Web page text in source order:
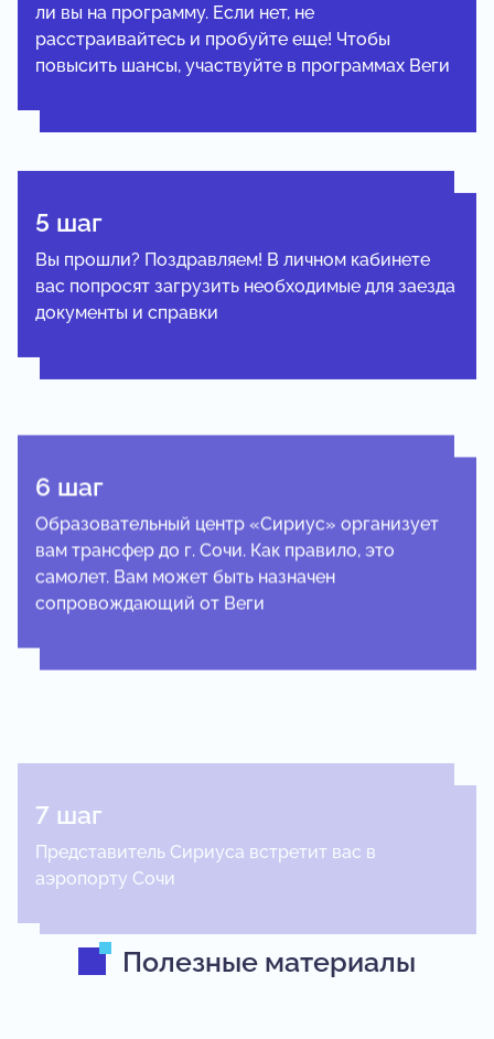
ли вы на программу. Если нет, не
расстраивайтесь и пробуйте еще! Чтобы
повысить шансы, участвуйте в программах Веги
5 шаг
Вы прошли? Поздравляем! В личном кабинете
вас попросят загрузить необходимые для заезда
документы и справки
вам трансфер до г. Сочи. Как правило, это
самолет. Вам может быть назначен
сопровождающий от Веги
7 шаг
аэропорту Сочи
Полезные материалы